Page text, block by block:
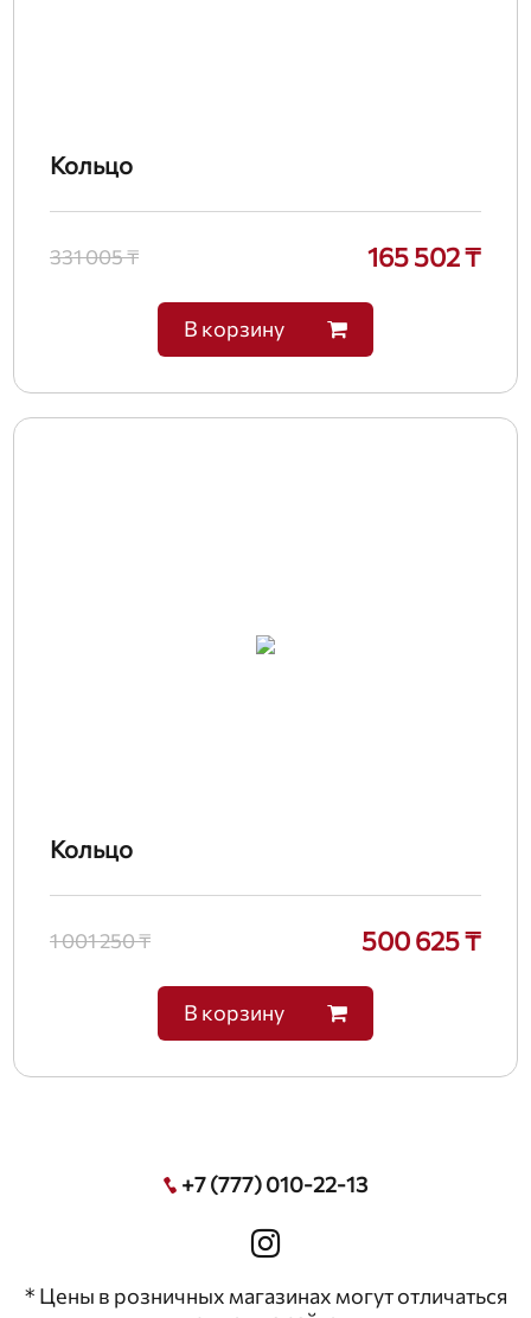
Кольцо
331 005 ₸ 165 502 ₸
В корзину
Кольцо
1 001 250 ₸ 500 625 ₸
В корзину
+7 (777) 010-22-13
* Цены в розничных магазинах могут отличаться